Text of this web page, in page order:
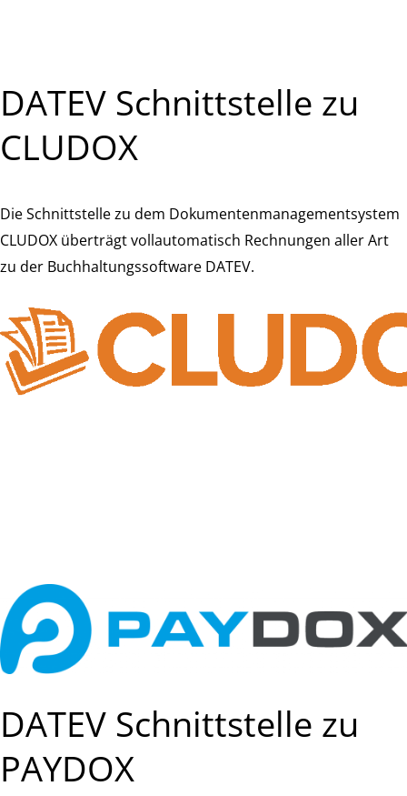
DATEV Schnittstelle zu
CLUDOX
Die Schnittstelle zu dem Dokumentenmanagementsystem
CLUDOX überträgt vollautomatisch Rechnungen aller Art
zu der Buchhaltungssoftware DATEV.
DATEV Schnittstelle zu
PAYDOX